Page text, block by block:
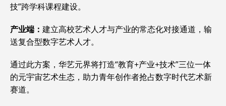
技”跨学科课程建设。
产业端： 建立高校艺术人才与产业的常态化对接通道，输
送复合型数字艺术人才。
通过此方案，华艺元界将打造“教育+产业+技术”三位一体
的元宇宙艺术生态，助力青年创作者抢占数字时代艺术新
赛道。